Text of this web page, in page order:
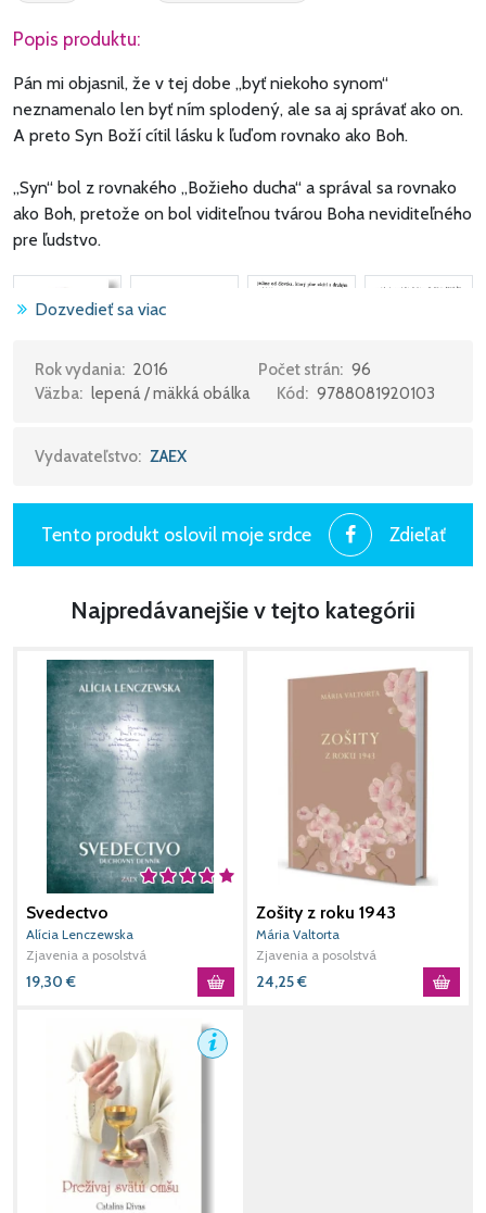
Popis produktu:
Pán mi objasnil, že v tej dobe „byť niekoho synom“
neznamenalo len byť ním splodený, ale sa aj správať ako on.
A preto Syn Boží cítil lásku k ľuďom rovnako ako Boh.
„Syn“ bol z rovnakého „Božieho ducha“ a správal sa rovnako
ako Boh, pretože on bol viditeľnou tvárou Boha neviditeľného
pre ľudstvo.
Dozvedieť sa viac
Rok vydania: 2016 Počet strán: 96
Väzba: lepená / mäkká obálka Kód: 9788081920103
Vydavateľstvo: ZAEX
Tento produkt oslovil moje srdce Zdieľať
Najpredávanejšie v tejto kategórii
Svedectvo
Alícia Lenczewska
Zjavenia a posolstvá
19,30 €
Zošity z roku 1943
Mária Valtorta
Zjavenia a posolstvá
24,25€